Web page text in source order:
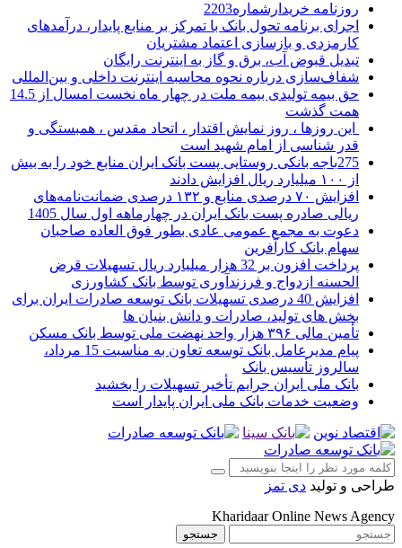
روزنامه خریدارشماره2203
اجرای برنامه تحول بانک با تمرکز بر منابع پایدار، درآمدهای
کارمزدی و بازسازی اعتماد مشتریان
تبدیل قبوض آب، برق و گاز به اینترنت رایگان
شفاف‌سازی درباره نحوه محاسبه اینترنت داخلی و بین‌المللی
حق بیمه تولیدی بیمه ملت در چهار ماه نخست امسال از 14.5
همت گذشت
این روزها ، روز نمایش اقتدار ، اتحاد مقدس ، همبستگی و
قدر شناسی از امام شهید است
275باجه بانکی روستایی پست بانک ایران منابع خود را به بیش
از ۱۰۰ میلیارد ریال افزایش دادند
افزایش ۷۰ درصدی منابع و ۱۳۲ درصدی ضمانت‌نامه‌های
ریالی صادره پست بانک ایران در چهارماهه اول سال 1405
دعوت به مجمع عمومی عادی بطور فوق العاده صاحبان
سهام بانک کارآفرین
پرداخت افزون بر 32 هزار میلیارد ریال تسهیلات قرض
الحسنه ازدواج و فرزندآوری توسط بانک کشاورزی
افزایش 40 درصدی تسهیلات بانک توسعه صادرات ایران برای
بخش های تولید، صادرات و دانش بنیان ها
تأمین مالی ۳۹۶ هزار واحد نهضت ملی توسط بانک مسکن
پیام مدیرعامل بانک توسعه تعاون به مناسبت 15 مرداد،
سالروز تأسیس بانک
بانک ملی ایران جرایم تأخیر تسهیلات را بخشید
وضعیت خدمات بانک ملی ایران پایدار است
طراحی و تولید دی تمز
Kharidaar Online News Agency
جستجو